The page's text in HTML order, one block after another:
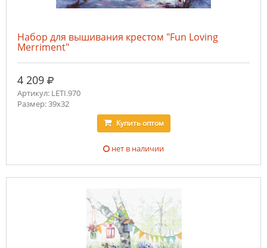
Набор для вышивания крестом "Fun Loving
Merriment"
4 209 руб.
Артикул: LETI.970
Размер: 39x32
Купитьоптом
нет в наличии